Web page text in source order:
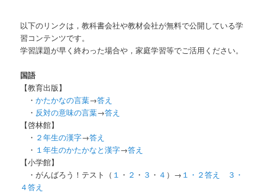
以下のリンクは，教科書会社や教材会社が無料で公開している学
習コンテンツです。
学習課題が早く終わった場合や，家庭学習等でご活用ください。
国語
【教育出版】
・かたかなの言葉→答え
・ 反対の意味の言葉→答え
【啓林館】
・ ２年生の漢字→答え
・ １年生のかたかなと漢字→答え
【小学館】
・がんばろう！テスト（ １ ・ ２ ・ ３ ・ ４ ）→ １・２答え
３・
４答え